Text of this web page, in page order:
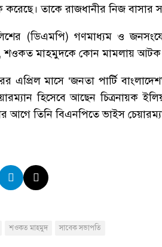
তাকে রাজধানীর নিজ বাসার
(ডিএমপি) গণমাধ্যম ও
শওকত মাহমুদকে কোন মামলায় আটক
এপ্রিল মাসে ‘জনতা পার্টি
হিসেবে আছেন চিত্রনায়ক
তিনি বিএনপিতে ভাইস
শওকত মাহমুদ সাবেক সভাপতি